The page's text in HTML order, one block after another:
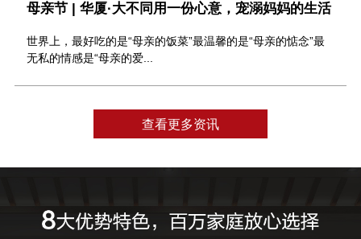
母亲节 | 华厦·大不同用一份心意，宠溺妈妈的生活
世界上，最好吃的是“母亲的饭菜”最温馨的是“母亲的惦念”最
无私的情感是“母亲的爱...
查看更多资讯